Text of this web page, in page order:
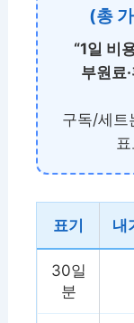
(총
“1일 비
부원료
구독/세트
표기 내
30일
분